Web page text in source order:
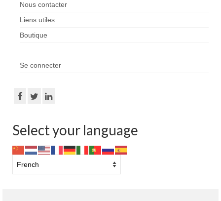
Nous contacter
Liens utiles
Boutique
Se connecter
Select your language